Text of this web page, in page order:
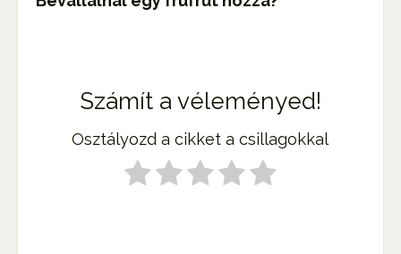
Számít a véleményed!
Osztályozd a cikket a csillagokkal